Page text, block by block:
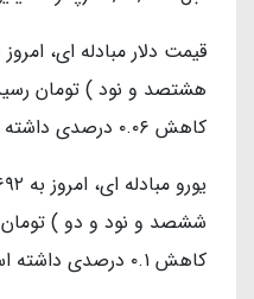
هشتصد و نود ) تومان
کاهش ۰.۰۶ درصدی داشته است.
ششصد و نود و دو ) تومان
کاهش ۰.۱ درصدی داشته است.